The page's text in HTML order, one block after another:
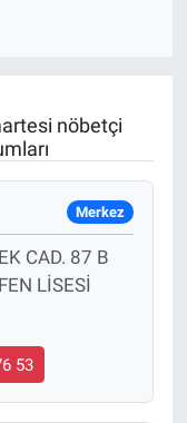
nöbetçi
Merkez
CAD. 87 B
LİSESİ
53